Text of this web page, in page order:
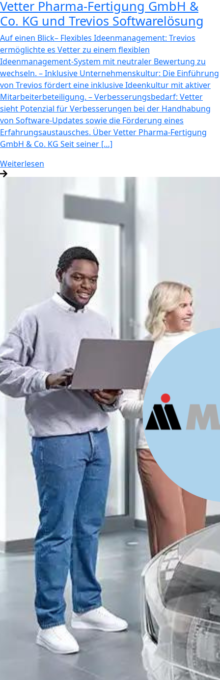
Vetter Pharma-Fertigung GmbH &
Co. KG und Trevios Softwarelösung
Auf einen Blick– Flexibles Ideenmanagement: Trevios
ermöglichte es Vetter zu einem flexiblen
Ideenmanagement-System mit neutraler Bewertung zu
wechseln. – Inklusive Unternehmenskultur: Die Einführung
von Trevios fördert eine inklusive Ideenkultur mit aktiver
Mitarbeiterbeteiligung. – Verbesserungsbedarf: Vetter
sieht Potenzial für Verbesserungen bei der Handhabung
von Software-Updates sowie die Förderung eines
Erfahrungsaustausches. Über Vetter Pharma-Fertigung
GmbH & Co. KG Seit seiner […]
Weiterlesen